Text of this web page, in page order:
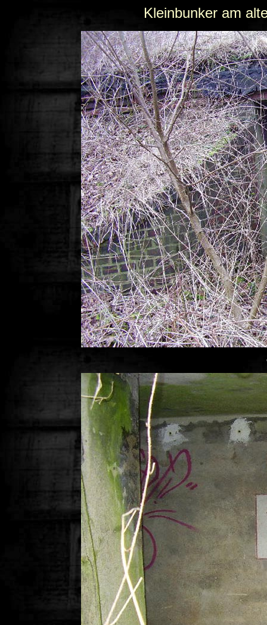
Kleinbunker am